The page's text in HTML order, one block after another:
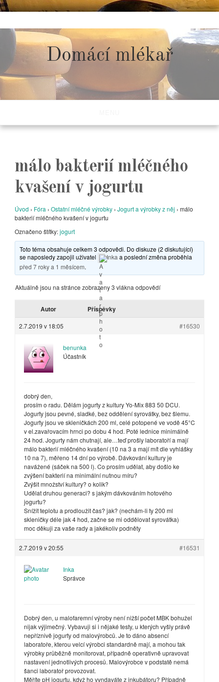
to
content
Domácí mlékař
málo bakterií mléčného
kvašení v jogurtu
Úvod › Fóra › Ostatní mléčné výrobky › Jogurt a výrobky z něj › málo
bakterií mléčného kvašení v jogurtu
Označeno štítky:jogurt
Toto téma obsahuje celkem 3 odpovědi. Do diskuze (2 diskutující)
se naposledy zapojil uživatel
Inka a poslední změna proběhla
před 7 roky a 1 měsícem.
Aktuálně jsou na stránce zobrazeny 3 vlákna odpovědí
Autor Příspěvky
2.7.2019 v 18:05 #16530
benunka
Účastník
dobrý den,
prosím o radu. Dělám jogurty z kultury Yo-Mix 883 50 DCU.
Jogurty jsou pevné, sladké, bez oddělení syrovátky, bez šlemu.
Jogurty jsou ve skleničkách 200 ml, celé potopené ve vodě 45°C
v el.zavařovacím hrnci po dobu 4 hod. Poté lednice minimálně
24 hod. Jogurty nám chutnají, ale…teď prošly laboratoří a mají
málo bakterií mléčného kvašení (10 na 3 a mají mít dle vyhlášky
10 na 7), měřeno 14 dní po výrobě. Dávkování kultury je
navážené (sáček na 500 l). Co prosím udělat, aby došlo ke
zvýšení bakterií na minimální nutnou míru?
Zvýšit množství kultury? o kolik?
Udělat druhou generaci? s jakým dávkováním hotového
jogurtu?
Snížit teplotu a prodloužit čas? jak? (nechám-li ty 200 ml
skleničky déle jak 4 hod, začne se mi oddělovat syrovátka)
moc děkuji za vaše rady a jakékoliv podněty
2.7.2019 v 20:55 #16531
Inka
Správce
Dobrý den, u malofaremní výroby není nižší počet MBK bohužel
nijak výjimečný. Vybavuji si i nějaké testy, u kterých vyšly právě
nepříznivě jogurty od malovýrobců. Je to dáno absencí
laboratoře, kterou velcí výrobci standardně mají, a mohou tak
výrobky průběžně monitorovat, případně operativně upravovat
nastavení jednotlivých procesů. Malovýrobce v podstatě nemá
šanci laboratoř provozovat.
Měříte pH jogurtu, když ho vyndaváte z inkubátoru? Případně